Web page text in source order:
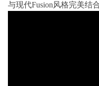
与现代Fusion风格完美结合